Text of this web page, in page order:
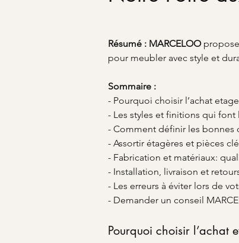
Résumé : MARCELOO propose
pour meubler avec style et
Sommaire :
- Pourquoi choisir l’achat
- Les styles et finitions qui font
- Comment définir les bonnes
- Assortir étagères et pièces
- Fabrication et matériaux:
- Installation, livraison et
- Les erreurs à éviter lors de
- Demander un conseil
Pourquoi choisir l’achat